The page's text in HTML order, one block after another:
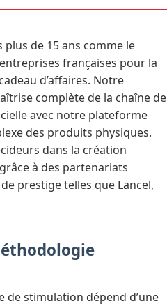
plus de 15 ans comme le
françaises pour la
d’affaires. Notre
complète de la chaîne de
avec notre plateforme
des produits physiques.
dans la création
à des partenariats
prestige telles que Lancel,
de stimulation dépend d’une